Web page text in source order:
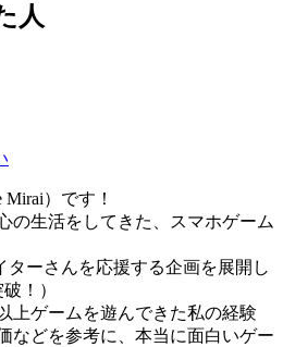
人
）です！
の生活をしてきた、スマホゲーム
ーさんを応援する企画を展開し
！）
上ゲームを遊んできた私の経験
などを参考に、本当に面白いゲー